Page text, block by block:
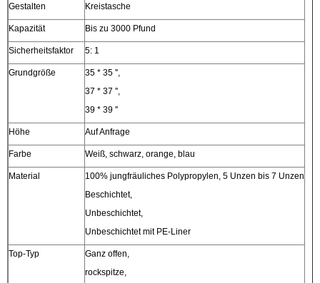
Gestalten Kreistasche
Kapazität Bis zu 3000 Pfund
Sicherheitsfaktor 5: 1
Grundgröße
35 * 35 '',
37 * 37 '',
39 * 39 ''
Höhe Auf Anfrage
Farbe Weiß, schwarz, orange, blau
Material
100% jungfräuliches Polypropylen, 5 Unzen bis 7 Unzen
Beschichtet,
Unbeschichtet,
Unbeschichtet mit PE-Liner
Top-Typ
Ganz offen,
rockspitze,